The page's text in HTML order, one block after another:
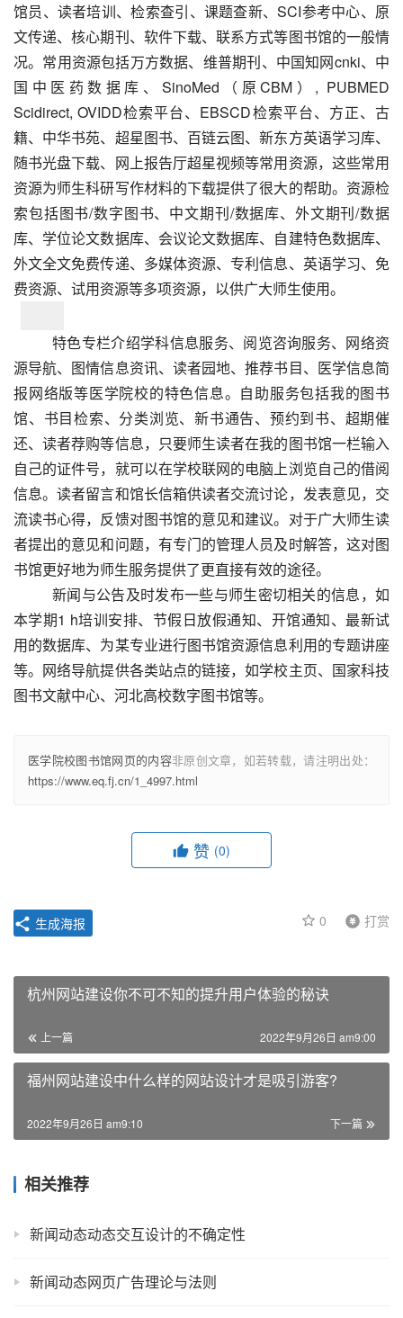
馆员、读者培训、检索查引、课题查新、SCI参考中心、原
文传递、核心期刊、软件下载、联系方式等图书馆的一般情
况。常用资源包括万方数据、维普期刊、中国知网cnki、中
国中医药数据库、SinoMed（原CBM）, PUBMED
Scidirect, OVIDD检索平台、EBSCD检索平台、方正、古
籍、中华书苑、超星图书、百链云图、新东方英语学习库、
随书光盘下载、网上报告厅超星视频等常用资源，这些常用
资源为师生科研写作材料的下载提供了很大的帮助。资源检
索包括图书/数字图书、中文期刊/数据库、外文期刊/数据
库、学位论文数据库、会议论文数据库、自建特色数据库、
外文全文免费传递、多媒体资源、专利信息、英语学习、免
费资源、试用资源等多项资源，以供广大师生使用。
特色专栏介绍学科信息服务、阅览咨询服务、网络资
源导航、图情信息资讯、读者园地、推荐书目、医学信息简
报网络版等医学院校的特色信息。自助服务包括我的图书
馆、书目检索、分类浏览、新书通告、预约到书、超期催
还、读者荐购等信息，只要师生读者在我的图书馆一栏输入
自己的证件号，就可以在学校联网的电脑上浏览自己的借阅
信息。读者留言和馆长信箱供读者交流讨论，发表意见，交
流读书心得，反馈对图书馆的意见和建议。对于广大师生读
者提出的意见和问题，有专门的管理人员及时解答，这对图
书馆更好地为师生服务提供了更直接有效的途径。
新闻与公告及时发布一些与师生密切相关的信息，如
本学期1 h培训安排、节假日放假通知、开馆通知、最新试
用的数据库、为某专业进行图书馆资源信息利用的专题讲座
等。网络导航提供各类站点的链接，如学校主页、国家科技
图书文献中心、河北高校数字图书馆等。
医学院校图书馆网页的内容非原创文章，如若转载，请注明出处：
https://www.eq.fj.cn/1_4997.html
赞 (0)
0 打赏
生成海报
杭州网站建设你不可不知的提升用户体验的秘诀
上一篇 2022年9月26日 am9:00
福州网站建设中什么样的网站设计才是吸引游客?
下一篇
2022年9月26日 am9:10
相关推荐
新闻动态动态交互设计的不确定性
新闻动态网页广告理论与法则